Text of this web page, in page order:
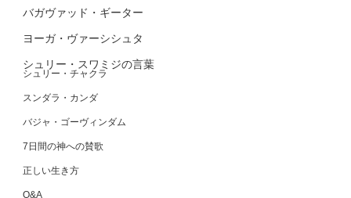
バガヴァッド・ギーター
ヨーガ・ヴァーシシュタ
シュリー・スワミジの言葉
シュリー・チャクラ
スンダラ・カンダ
バジャ・ゴーヴィンダム
7日間の神への賛歌
正しい生き方
Q&A